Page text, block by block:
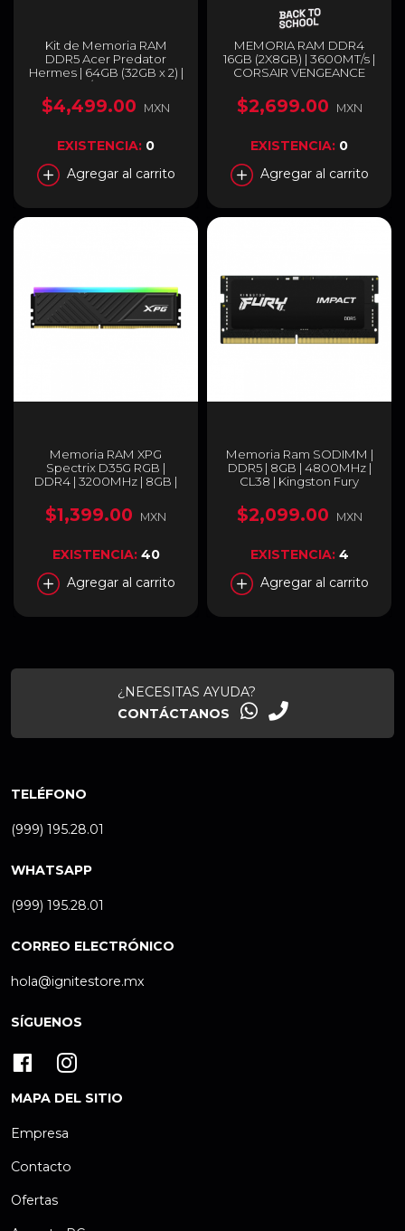
Kit de Memoria RAM
DDR5 Acer Predator
Hermes | 64GB (32GB x 2) |
6400MT/s | CL32 | XMP |
Color Blanco |
BL.9BWWR.423
$4,499.00 MXN
EXISTENCIA: 0
Agregar al carrito
MEMORIA RAM DDR4
16GB (2X8GB) | 3600MT/s |
CORSAIR VENGEANCE
CMH16GX4M2D3600C18
$2,699.00 MXN
EXISTENCIA: 0
Agregar al carrito
Memoria RAM XPG
Spectrix D35G RGB |
DDR4 | 3200MHz | 8GB |
AX4U32008G16A-
SBKD35G
$1,399.00 MXN
EXISTENCIA: 40
Agregar al carrito
Memoria Ram SODIMM |
DDR5 | 8GB | 4800MHz |
CL38 | Kingston Fury
$2,099.00 MXN
EXISTENCIA: 4
Agregar al carrito
¿NECESITAS AYUDA?
CONTÁCTANOS
TELÉFONO
(999) 195.28.01
WHATSAPP
(999) 195.28.01
CORREO ELECTRÓNICO
hola@ignitestore.mx
SÍGUENOS
MAPA DEL SITIO
Empresa
Contacto
Ofertas